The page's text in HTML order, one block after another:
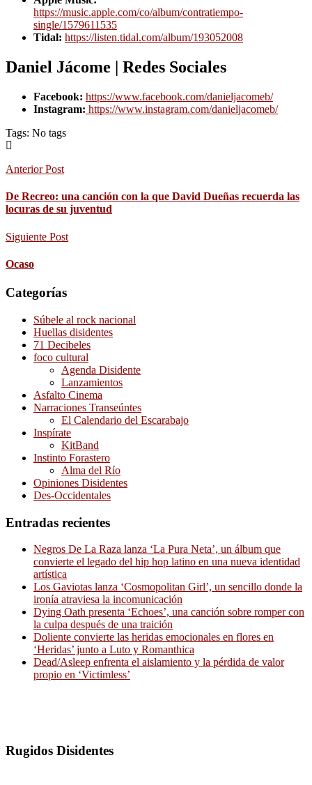
https://music.apple.com/co/album/contratiempo-
single/1579611535
Tidal: https://listen.tidal.com/album/193052008
Daniel Jácome | Redes Sociales
Facebook: https://www.facebook.com/danieljacomeb/
Instagram: https://www.instagram.com/danieljacomeb/
Tags: No tags
Anterior Post
De Recreo: una canción con la que David Dueñas recuerda las
locuras de su juventud
Siguiente Post
Ocaso
Categorías
Súbele al rock nacional
Huellas disidentes
71 Decibeles
foco cultural
Agenda Disidente
Lanzamientos
Asfalto Cinema
Narraciones Transeúntes
El Calendario del Escarabajo
Inspírate
KitBand
Instinto Forastero
Alma del Río
Opiniones Disidentes
Des-Occidentales
Entradas recientes
Negros De La Raza lanza ‘La Pura Neta’, un álbum que
convierte el legado del hip hop latino en una nueva identidad
artística
Los Gaviotas lanza ‘Cosmopolitan Girl’, un sencillo donde la
ironía atraviesa la incomunicación
Dying Oath presenta ‘Echoes’, una canción sobre romper con
la culpa después de una traición
Doliente convierte las heridas emocionales en flores en
‘Heridas’ junto a Luto y Romanthica
Dead/Asleep enfrenta el aislamiento y la pérdida de valor
propio en ‘Victimless’
Rugidos Disidentes